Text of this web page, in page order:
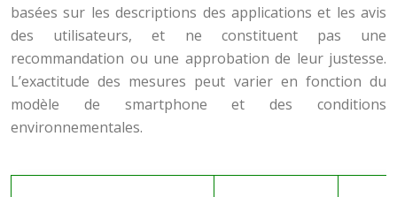
basées sur les descriptions des applications et les avis
des utilisateurs, et ne constituent pas une
recommandation ou une approbation de leur justesse.
L’exactitude des mesures peut varier en fonction du
modèle de smartphone et des conditions
environnementales.